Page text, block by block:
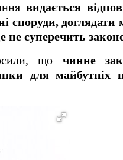
видається
споруди, доглядати
суперечить
що чинне
для майбутніх